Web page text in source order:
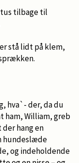
tilbage til
stå lidt på klem,
hva`- der, da du
ham, William, greb
der hang en
hundeslæde
og indeholdende